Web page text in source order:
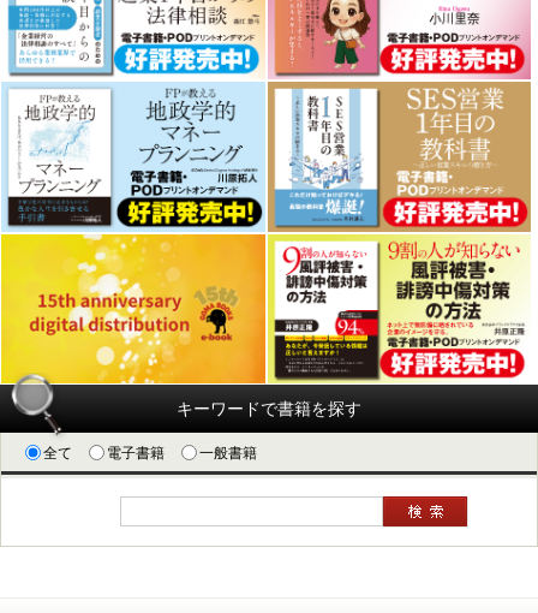
キーワードで書籍を探す
全て 電子書籍 一般書籍